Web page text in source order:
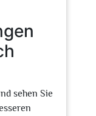
sehen Sie